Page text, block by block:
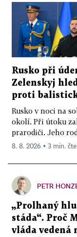
Rusko při
Zelenskyj
proti
Rusko v noci na
okolí. Při útoku
prarodiči. Jeho
8. 8. 2026 ▪ 3 min.
PETR
„Prolhaný
stáda“. Proč
vláda vedená